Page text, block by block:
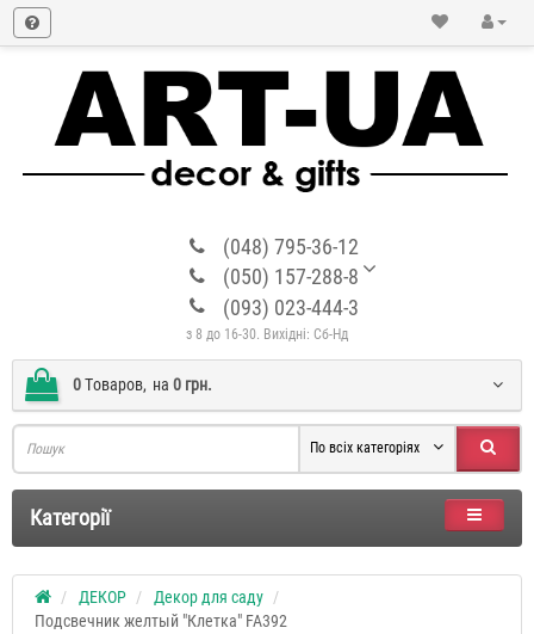
(048) 795-36-12
(050) 157-288-8
(093) 023-444-3
з 8 до 16-30. Вихідні: Сб-Нд
0Tоваров, на 0 грн.
По всіх категоріях
Категорії
ДЕКОР
Декор для саду
Подсвечник желтый "Клетка" FA392